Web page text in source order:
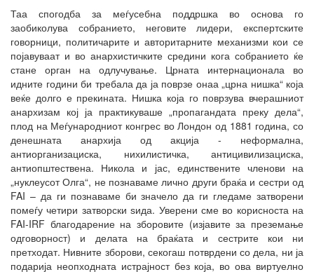
Таа спогодба за меѓусебна поддршка во основа го
заобиколува собранието, неговите лидери, експертските
говорници, политичарите и авторитарните механизми кои се
појавуваат и во анархистичките средини кога собранието ќе
стане орган на одлучување. Црната интернационала во
идните години би требала да ја поврзе онаа „црна нишка“ која
веќе долго е прекината. Нишка која го поврзува вчерашниот
анархизам кој ја практикуваше „пропагандата преку дела“,
плод на Меѓународниот конгрес во Лондон од 1881 година, со
денешната анархија од акција - неформална,
антиорганизациска, нихилистичка, антицивилизациска,
антиопштествена. Никола и јас, единствените членови на
„нуклеусот Олга“, не познаваме лично други браќа и сестри од
FAI – да ги познаваме би значело да ги гледаме затворени
помеѓу четири затворски ѕида. Уверени сме во корисноста на
FAI-IRF благодарение на зборовите (изјавите за преземање
одговорност) и делата на браќата и сестрите кои ни
претходат. Нивните зборови, секогаш потврдени со дела, ни ја
подарија неопходната истрајност без која, во ова виртуелно